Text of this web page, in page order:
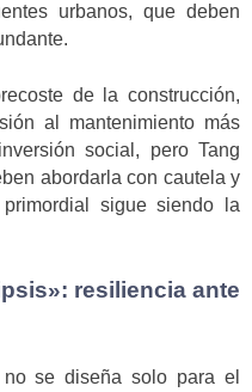
urbanos, que deben
de la construcción,
al mantenimiento más
social, pero Tang
abordarla con cautela y
sigue siendo la
resiliencia ante
no se diseña solo para el